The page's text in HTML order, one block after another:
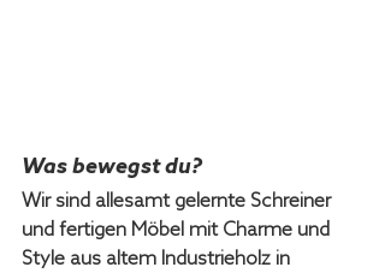
Was bewegst du?
Wir sind allesamt gelernte Schreiner
und fertigen Möbel mit Charme und
Style aus altem Industrieholz in